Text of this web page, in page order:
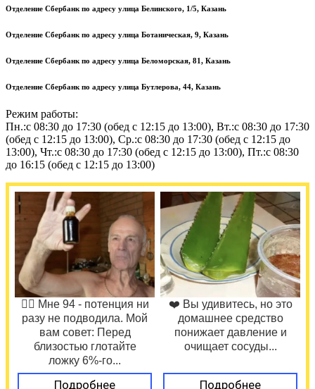
Отделение Сбербанк по адресу улица Белинского, 1/5, Казань
Отделение Сбербанк по адресу улица Ботаническая, 9, Казань
Отделение Сбербанк по адресу улица Беломорская, 81, Казань
Отделение Сбербанк по адресу улица Бутлерова, 44, Казань
Режим работы:
Пн.:с 08:30 до 17:30 (обед с 12:15 до 13:00), Вт.:с 08:30 до 17:30
(обед с 12:15 до 13:00), Ср.:с 08:30 до 17:30 (обед с 12:15 до
13:00), Чт.:с 08:30 до 17:30 (обед с 12:15 до 13:00), Пт.:с 08:30
до 16:15 (обед с 12:15 до 13:00)
❤️‍🔥 Мне 94 - потенция ни
разу не подводила. Мой
вам совет: Перед
близостью глотайте
ложку 6%-го...
Подробнее
❤️ Вы удивитесь, но это
домашнее средство
понижает давление и
очищает сосуды...
Подробнее